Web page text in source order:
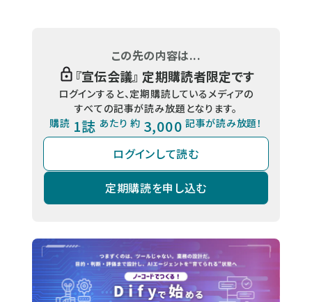
この先の内容は...
『宣伝会議』 定期購読者限定です
ログインすると、定期購読しているメディアの
すべての記事が読み放題となります。
購読 1誌 あたり 約 3,000 記事が読み放題！
ログインして読む
定期購読を申し込む